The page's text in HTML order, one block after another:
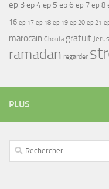
ep 3ep 4ep 5 ep 6 ep 7 ep 8
16 ep 17 ep 18 ep 19 ep 20 ep 21
marocain Ghouta gratuit
ramadan regarder
PLUS
Rechercher :